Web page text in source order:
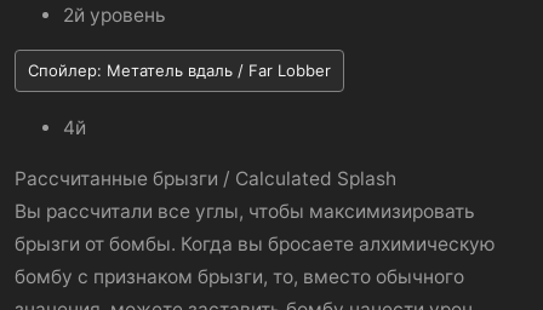
2й уровень
Спойлер: Метатель вдаль / Far Lobber
4й
Рассчитанные брызги / Calculated Splash
Вы рассчитали все углы, чтобы максимизировать
брызги от бомбы. Когда вы бросаете алхимическую
бомбу с признаком брызги, то, вместо обычного